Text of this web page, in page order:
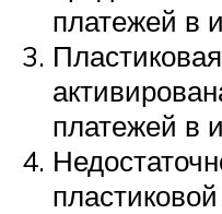
платежей в
платежей в